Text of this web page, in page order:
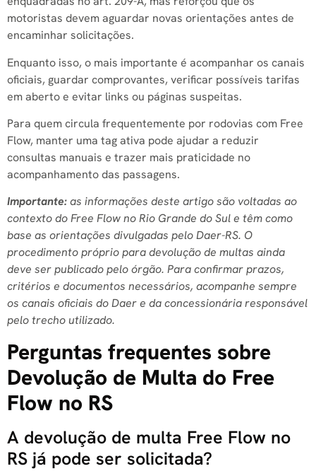
motoristas devem aguardar novas orientações antes de
encaminhar solicitações.
Enquanto isso, o mais importante é acompanhar os canais
oficiais, guardar comprovantes, verificar possíveis tarifas
em aberto e evitar links ou páginas suspeitas.
Para quem circula frequentemente por rodovias com Free
Flow, manter uma tag ativa pode ajudar a reduzir
consultas manuais e trazer mais praticidade no
acompanhamento das passagens.
Importante:as informações deste artigo são voltadas ao
contexto do Free Flow no Rio Grande do Sul e têm como
base as orientações divulgadas pelo Daer-RS. O
procedimento próprio para devolução de multas ainda
deve ser publicado pelo órgão. Para confirmar prazos,
critérios e documentos necessários, acompanhe sempre
os canais oficiais do Daer e da concessionária responsável
pelo trecho utilizado.
Perguntas frequentes sobre
Devolução de Multa do Free
Flow no RS
A devolução de multa Free Flow no
RS já pode ser solicitada?